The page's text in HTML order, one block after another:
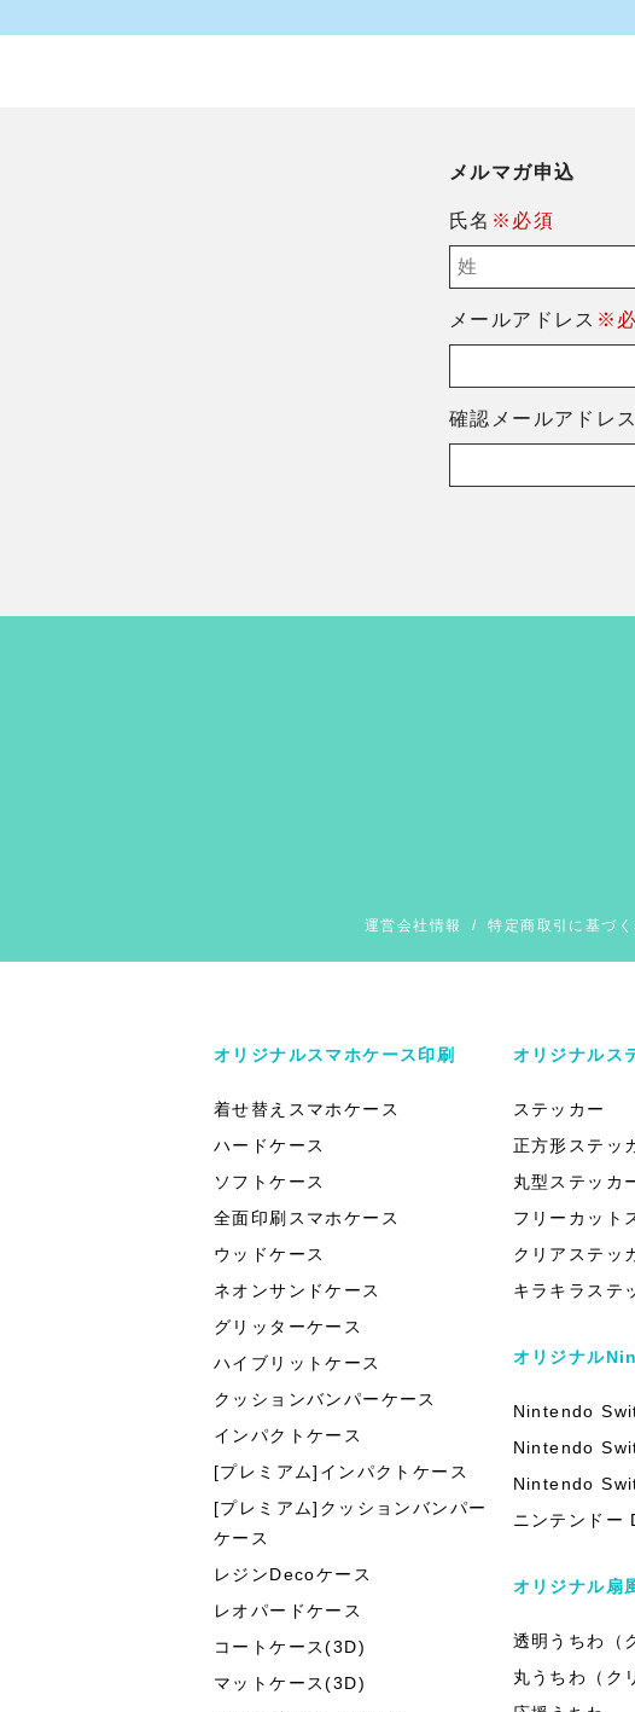
メルマガ申込
氏名 ※必須
メールアドレス ※
確認メールアドレス
運営会社情報 /特定商取引に基づ
オリジナルスマホケース印刷
着せ替えスマホケース
ハードケース
ソフトケース
全面印刷スマホケース
ウッドケース
ネオンサンドケース
グリッターケース
ハイブリットケース
クッションバンパーケース
インパクトケース
[プレミアム]インパクトケース
[プレミアム]クッションバンパー
ケース
レジンDecoケース
レオパードケース
コートケース(3D)
マットケース(3D)
オリジナルス
ステッカー
正方形ステッ
丸型ステッカ
フリーカット
クリアステッ
キラキラステ
オリジナル
Nintendo
Nintendo
Nintendo
ニンテンドー
オリジナル扇
透明うちわ（
丸うちわ（ク